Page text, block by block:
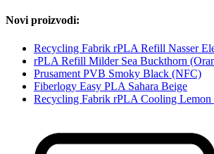
Novi proizvodi:
Recycling Fabrik rPLA Refill Nasser
rPLA Refill Milder Sea Buckthorn
Prusament PVB Smoky Black (NFC)
Fiberlogy Easy PLA Sahara Beige
Recycling Fabrik rPLA Cooling